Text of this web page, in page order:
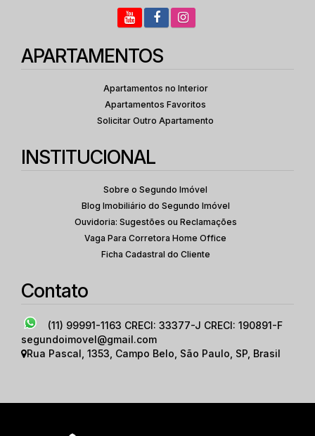
APARTAMENTOS
Apartamentos no Interior
Apartamentos Favoritos
Solicitar Outro Apartamento
INSTITUCIONAL
Sobre o Segundo Imóvel
Blog Imobiliário do Segundo Imóvel
Ouvidoria: Sugestões ou Reclamações
Vaga Para Corretora Home Office
Ficha Cadastral do Cliente
Contato
(11) 99991-1163 CRECI: 33377-J CRECI: 190891-F
segundoimovel@gmail.com
Rua Pascal 1353 Campo Belo São Paulo SP Brasil